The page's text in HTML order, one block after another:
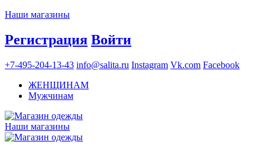
Наши магазины
Регистрация Войти
+7-495-204-13-43 info@salita.ru Instagram Vk.com Facebook
ЖЕНЩИНАМ
Мужчинам
Наши магазины